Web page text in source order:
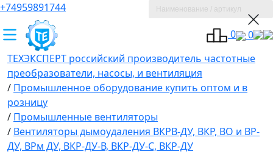
+74959891744
0
0
ТЕХЭКСПЕРТ российский производитель частотные
преобразователи, насосы, и вентиляция
/ Промышленное оборудование купить оптом и в
розницу
/ Промышленные вентиляторы
/ Вентиляторы дымоудаления ВКРВ-ДУ, ВКР, ВО и ВР-
ДУ, ВРм ДУ, ВКР-ДУ-В, ВКР-ДУ-С, ВКР-ДУ